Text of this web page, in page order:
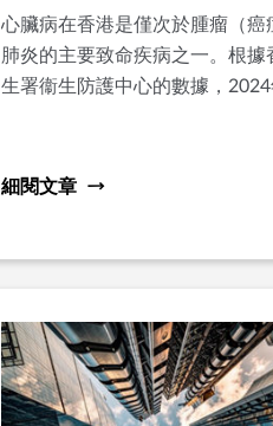
心臟病在香港是僅次於腫瘤（癌
肺炎的主要致命疾病之一。根據
生署衞生防護中心的數據，2024
遍。隨著都市人生活節奏加速、
細閱文章